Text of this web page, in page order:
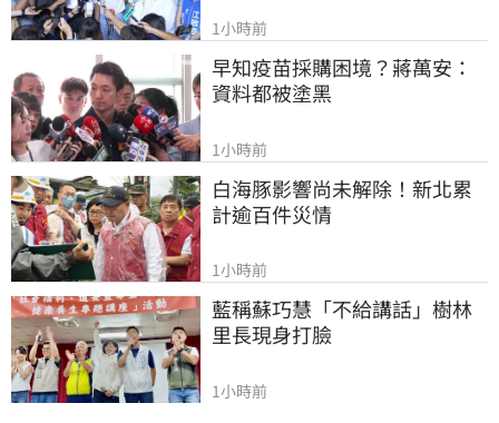
1小時前
早知疫苗採購困境？蔣萬安：
資料都被塗黑
1小時前
白海豚影響尚未解除！新北累
計逾百件災情
1小時前
藍稱蘇巧慧「不給講話」樹林
里長現身打臉
1小時前